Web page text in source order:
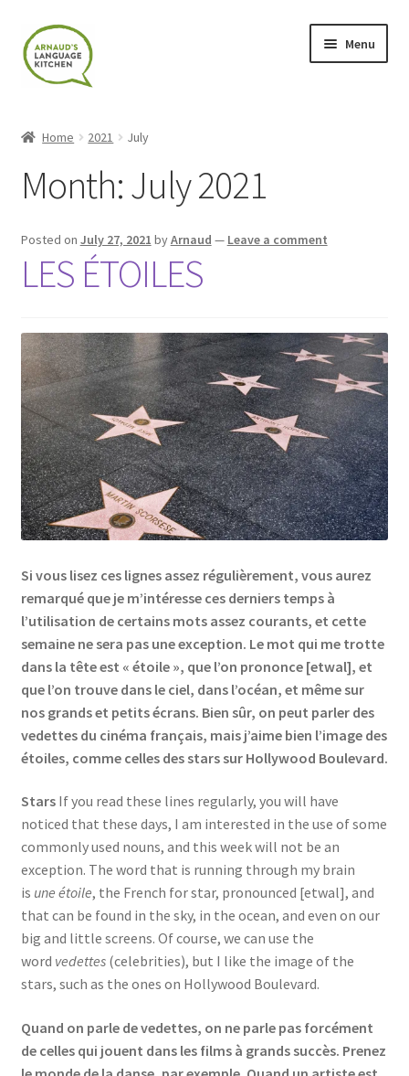
Skip
to
navigation
Skip
to
content
Menu
Contact
Contact Me
Links
My Account
Privacy Tools
Private Tuition
Shop
Terms and Conditions
Locations
My Bookings
Private
Home 2021 July
Month:July 2021
Posted on July 27, 2021 byArnaud — Leave a comment
LES ÉTOILES
Si vous lisez ces lignes assez régulièrement, vous aurez
remarqué que je m’intéresse ces derniers temps à
l’utilisation de certains mots assez courants, et cette
semaine ne sera pas une exception. Le mot qui me trotte
dans la tête est « étoile », que l’on prononce [etwal], et
que l’on trouve dans le ciel, dans l’océan, et même sur
nos grands et petits écrans. Bien sûr, on peut parler des
vedettes du cinéma français, mais j’aime bien l’image des
étoiles, comme celles des stars sur Hollywood Boulevard.
StarsIf you read these lines regularly, you will have
noticed that these days, I am interested in the use of some
commonly used nouns, and this week will not be an
exception. The word that is running through my brain
is une étoile, the French for star, pronounced [etwal], and
that can be found in the sky, in the ocean, and even on our
big and little screens. Of course, we can use the
word vedettes(celebrities), but I like the image of the
stars, such as the ones on Hollywood Boulevard.
Quand on parle de vedettes, on ne parle pas forcément
de celles qui jouent dans les films à grands succès. Prenez